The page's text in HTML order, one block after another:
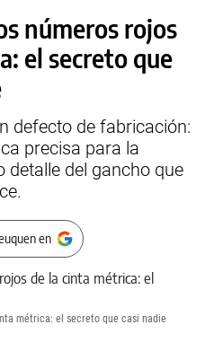
números rojos
el secreto que
defecto de fabricación:
precisa para la
detalle del gancho que
en
métrica: el secreto que casi nadie